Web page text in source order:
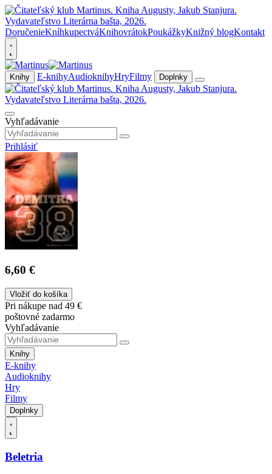
DoručenieKníhkupectváKnihovrátokPoukážkyKnižný blogKontakt
Knihy E-knihyAudioknihyHryFilmy Doplnky
Vyhľadávanie
Prihlásiť
6,60 €
Vložiť do košíka
Pri nákupe nad 49 €
poštovné zadarmo
Vyhľadávanie
Knihy
E-knihy
Audioknihy
Hry
Filmy
Doplnky
Beletria